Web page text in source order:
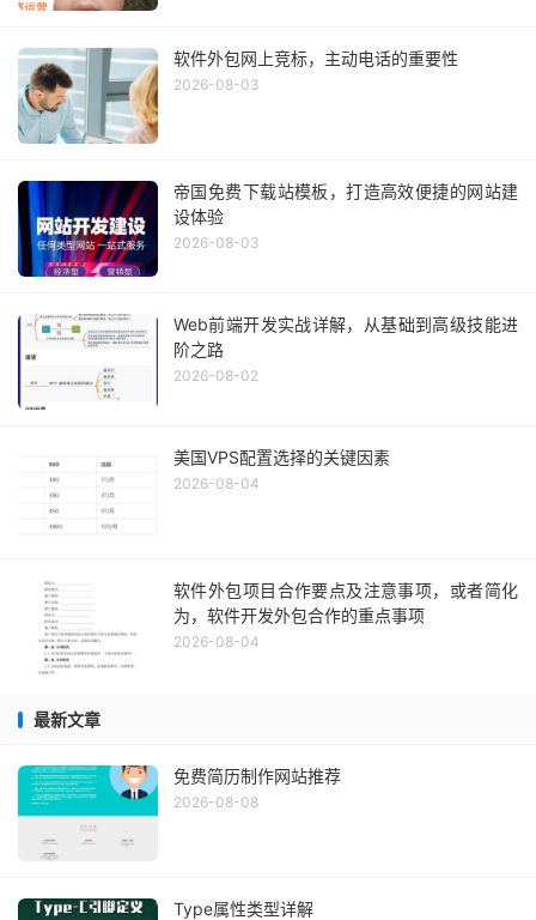
软件外包网上竞标，主动电话的重要性
2026-08-03
帝国免费下载站模板，打造高效便捷的网站建
设体验
2026-08-03
Web前端开发实战详解，从基础到高级技能进
阶之路
2026-08-02
美国VPS配置选择的关键因素
2026-08-04
软件外包项目合作要点及注意事项，或者简化
为，软件开发外包合作的重点事项
2026-08-04
最新文章
免费简历制作网站推荐
2026-08-08
Type属性类型详解